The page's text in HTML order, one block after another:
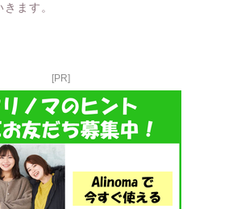
ます。
[PR]